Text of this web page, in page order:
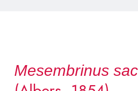
Mesembrinus